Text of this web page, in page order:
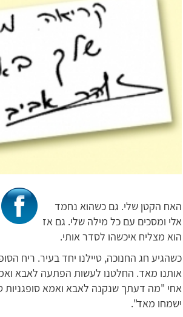
האח הקטן שלי. גם כשהוא נחמד
אלי ומסכים עם כל מילה שלי. גם אז
הוא מצליח איכשהו לסדר אותי.
כשהגיע חג החנוכה, טיילנו יחד בעיר. ריח
אותנו מאד. החלטנו לעשות הפתעה לאבא
אחי "מה דעתך שנקנה לאבא ואמא סופגניות
ישמחו מאד".